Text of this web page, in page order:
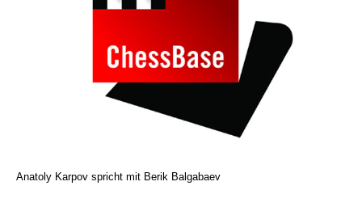
Anatoly Karpov spricht mit Berik Balgabaev